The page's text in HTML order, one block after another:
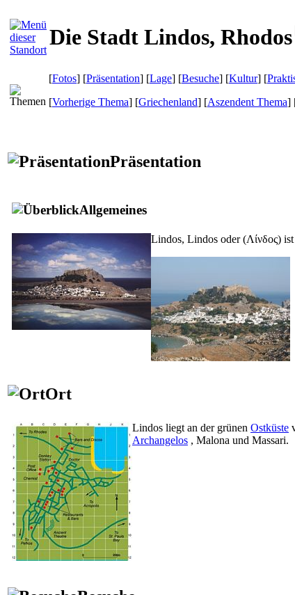
Die Stadt Lindos, Rhodos
[Fotos] [Präsentation] [Lage] [Besuche] [Kultur] [
[Vorherige Thema] [Griechenland] [Aszendent Thema]
Präsentation
Allgemeines
Lindos, Lindos oder(Λίνδος)
Ort
Lindos liegt an der grünen Ostküste
Archangelos , Malona und Massari.